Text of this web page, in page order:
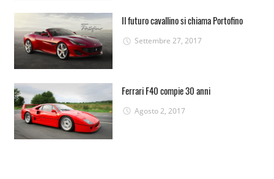
Il futuro cavallino si chiama Portofino
Settembre 27, 2017
Ferrari F40 compie 30 anni
Agosto 2, 2017